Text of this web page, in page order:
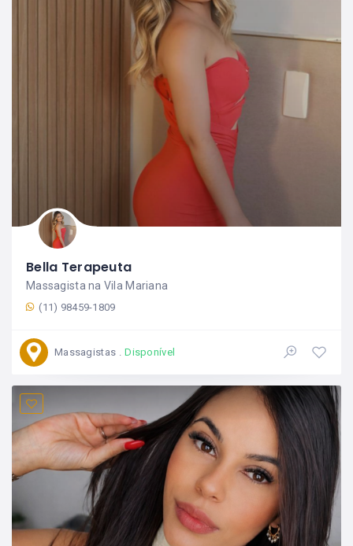
Bella Terapeuta
Massagista na Vila Mariana
(11) 98459-1809
Massagistas Disponível